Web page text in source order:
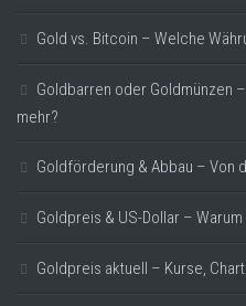
Gold vs. Bitcoin – Welche
Goldbarren oder Goldmünzen
mehr?
Goldförderung & Abbau – Von
Goldpreis & US-Dollar –
Goldpreis aktuell – Kurse,